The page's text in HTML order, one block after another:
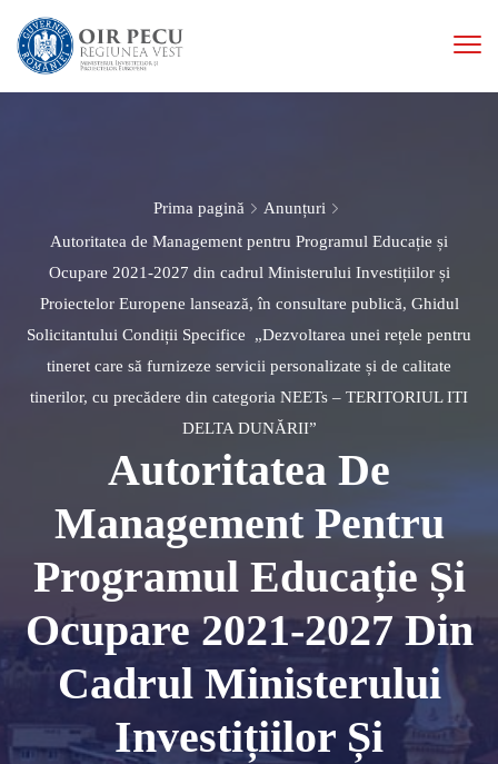
Prima pagină
Anunțuri
Autoritatea de Management pentru Programul Educație și
Ocupare 2021-2027 din cadrul Ministerului Investițiilor și
Proiectelor Europene lansează, în consultare publică, Ghidul
Solicitantului Condiții Specifice „Dezvoltarea unei rețele pentru
tineret care să furnizeze servicii personalizate și de calitate
tinerilor, cu precădere din categoria NEETs – TERITORIUL ITI
DELTA DUNĂRII”
Autoritatea De
Management Pentru
Programul Educație Și
Ocupare 2021-2027 Din
Cadrul Ministerului
Investițiilor Și